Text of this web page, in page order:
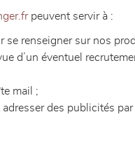
peuvent servir à :
se renseigner sur nos
d’un éventuel
mail ;
des publicités